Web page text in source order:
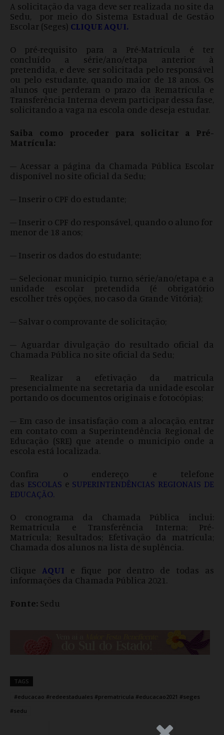
A solicitação da vaga deve ser realizada no site da
Sedu, por meio do Sistema Estadual de Gestão
Escolar (Seges) CLIQUE AQUI.
O pré-requisito para a Pré-Matrícula é ter
concluído a série/ano/etapa anterior à
pretendida, e deve ser solicitada pelo responsável
ou pelo estudante, quando maior de 18 anos. Os
alunos que perderam o prazo da Rematrícula e
Transferência Interna devem participar dessa fase,
solicitando a vaga na escola onde deseja estudar.
Saiba como proceder para solicitar a Pré-
Matrícula:
– Acessar a página da Chamada Pública Escolar
disponível no site oficial da Sedu;
– Inserir o CPF do estudante;
– Inserir o CPF do responsável, quando o aluno for
menor de 18 anos;
– Inserir os dados do estudante;
– Selecionar município, turno, série/ano/etapa e a
unidade escolar pretendida (é obrigatório
escolher três opções, no caso da Grande Vitória);
– Salvar o comprovante de solicitação;
– Aguardar divulgação do resultado oficial da
Chamada Pública no site oficial da Sedu;
– Realizar a efetivação da matricula
presencialmente na secretaria da unidade escolar
portando os documentos originais e fotocópias;
– Em caso de insatisfação com a alocação, entrar
em contato com a Superintendência Regional de
Educação (SRE) que atende o município onde a
escola está localizada.
Confira o endereço e telefone
das ESCOLAS e SUPERINTENDÊNCIAS REGIONAIS DE
EDUCAÇÃO.
O cronograma da Chamada Pública inclui:
Rematrícula e Transferência Interna; Pré-
Matrícula; Resultados; Efetivação da matrícula;
Chamada dos alunos na lista de suplência.
Clique AQUI
e fique por dentro de todas as
informações da Chamada Pública 2021.
Fonte: Sedu
TAGS
#educacao #redeestaduales #prematricula #educacao2021 #seges
#sedu